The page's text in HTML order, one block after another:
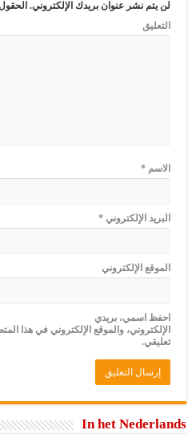
لن يتم نشر عنوان بريدك الإلكتروني.
التعليق
الاسم*
البريد الإلكتروني*
الموقع الإلكتروني
احفظ اسمي، بريدي
الإلكتروني، والموقع الإلكتروني في هذا
تعليقي.
In het Nederlands